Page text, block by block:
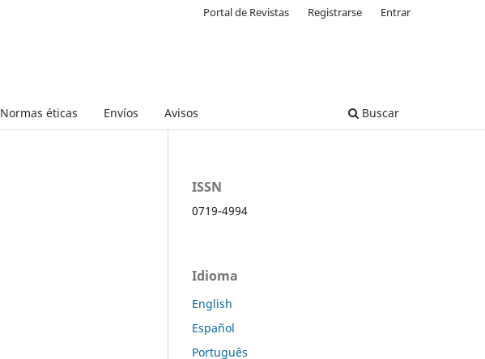
Normas éticas Envíos Avisos Buscar
Portal de Revistas Registrarse Entrar
ISSN
0719-4994
Idioma
English
Español
Português